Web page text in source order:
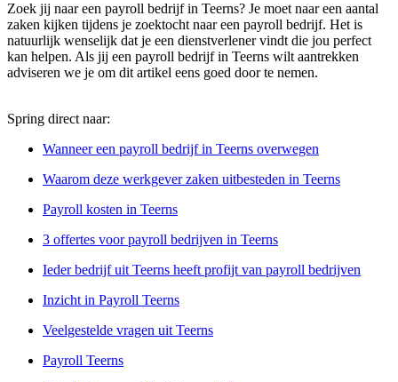
Zoek jij naar een payroll bedrijf in Teerns? Je moet naar een aantal
zaken kijken tijdens je zoektocht naar een payroll bedrijf. Het is
natuurlijk wenselijk dat je een dienstverlener vindt die jou perfect
kan helpen. Als jij een payroll bedrijf in Teerns wilt aantrekken
adviseren we je om dit artikel eens goed door te nemen.
Spring direct naar:
Wanneer een payroll bedrijf in Teerns overwegen
Waarom deze werkgever zaken uitbesteden in Teerns
Payroll kosten in Teerns
3 offertes voor payroll bedrijven in Teerns
Ieder bedrijf uit Teerns heeft profijt van payroll bedrijven
Inzicht in Payroll Teerns
Veelgestelde vragen uit Teerns
Payroll Teerns